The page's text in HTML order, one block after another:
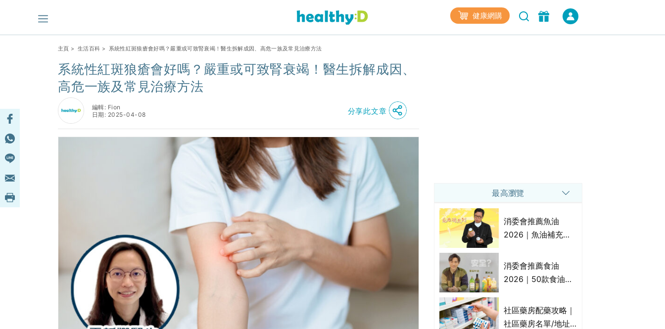
健康網購
主頁 > 生活百科 > 系統性紅斑狼瘡會好嗎？嚴重或可致腎衰竭！醫生拆解成因、高危一族及常見治療方法
系統性紅斑狼瘡會好嗎？嚴重或可致腎衰竭！醫生拆解成因、
高危一族及常見治療方法
編輯: Fion
日期: 2025-04-08
分享此文章
最高瀏覽
消委會推薦魚油
2026｜魚油補充劑
名單｜附1款國際魚
油標準5星認證 針對
消委會推薦食油
2026｜50款食油評
物｜21款健康煮食油
總評達5星滿分名單
社區藥房配藥攻略｜
社區藥房名單/地址/